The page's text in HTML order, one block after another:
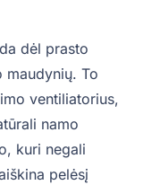
dėl prasto
To
ventiliatorius,
namo
kuri negali
pelėsį